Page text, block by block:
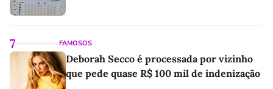
7 FAMOSOS
Deborah Secco é processada por vizinho
que pede quase R$ 100 mil de indenização